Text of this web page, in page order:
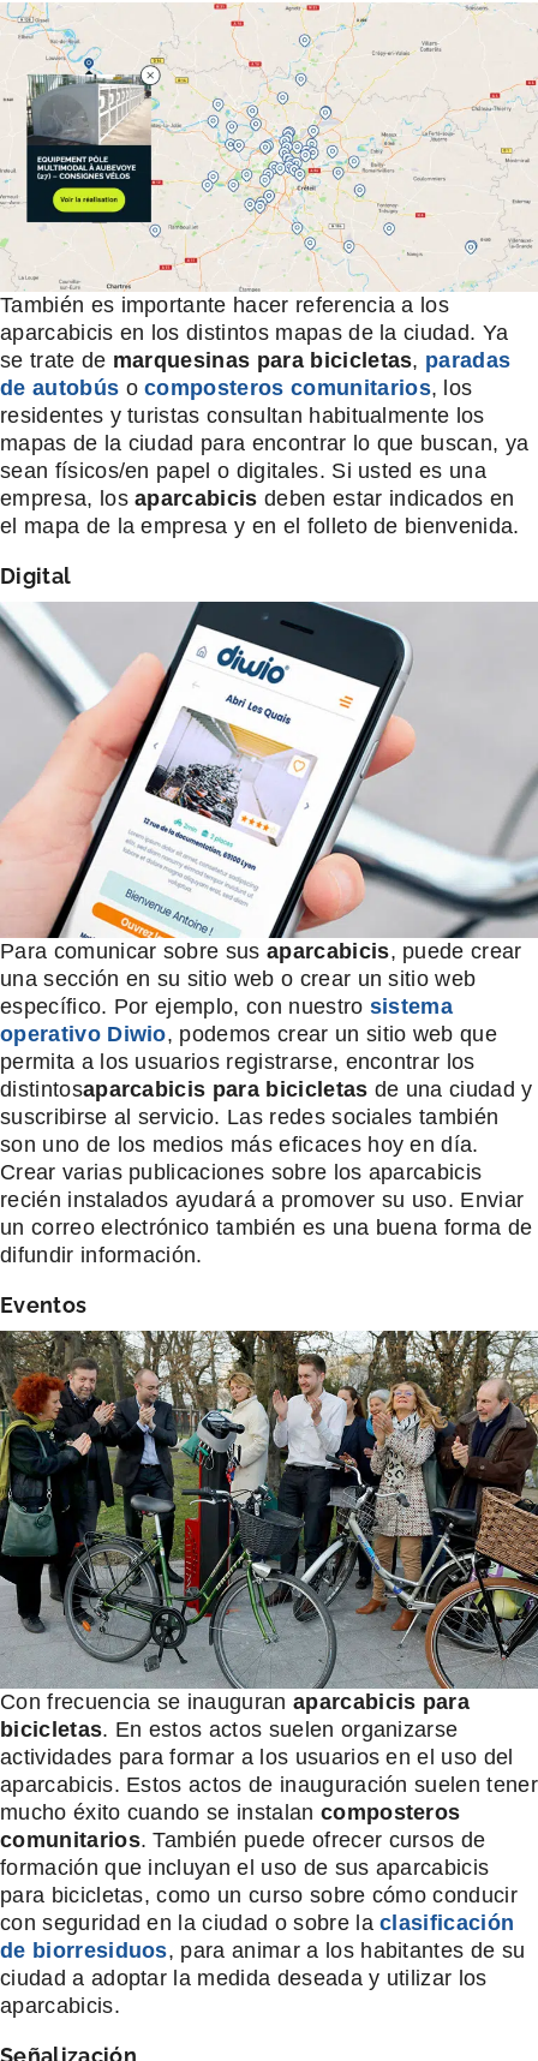
También es importante hacer referencia a los
aparcabicis en los distintos mapas de la ciudad. Ya
se trate de marquesinas para bicicletas, paradas
de autobús ocomposteros comunitarios, los
residentes y turistas consultan habitualmente los
mapas de la ciudad para encontrar lo que buscan, ya
sean físicos/en papel o digitales. Si usted es una
empresa, losaparcabicis deben estar indicados en
el mapa de la empresa y en el folleto de bienvenida.
Digital
Para comunicar sobre sus aparcabicis, puede crear
una sección en su sitio web o crear un sitio web
específico. Por ejemplo, con nuestro sistema
operativo Diwio, podemos crear un sitio web que
permita a los usuarios registrarse, encontrar los
distintosaparcabicis para bicicletas de una ciudad y
suscribirse al servicio. Las redes sociales también
son uno de los medios más eficaces hoy en día.
Crear varias publicaciones sobre los aparcabicis
recién instalados ayudará a promover su uso. Enviar
un correo electrónico también es una buena forma de
difundir información.
Eventos
Con frecuencia se inauguran aparcabicis para
bicicletas. En estos actos suelen organizarse
actividades para formar a los usuarios en el uso del
aparcabicis. Estos actos de inauguración suelen tener
mucho éxito cuando se instalan composteros
comunitarios. También puede ofrecer cursos de
formación que incluyan el uso de sus aparcabicis
para bicicletas, como un curso sobre cómo conducir
con seguridad en la ciudad o sobre laclasificación
de biorresiduos, para animar a los habitantes de su
ciudad a adoptar la medida deseada y utilizar los
aparcabicis.